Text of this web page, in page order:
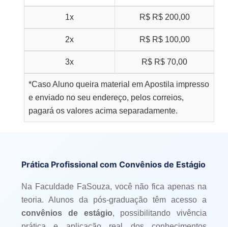
1x R$ R$ 200,00
2x R$ R$ 100,00
3x R$ R$ 70,00
*Caso Aluno queira material em Apostila impresso
e enviado no seu endereço, pelos correios,
pagará os valores acima separadamente.
Prática Profissional com Convênios de Estágio
Na Faculdade FaSouza, você não fica apenas na
teoria. Alunos da pós-graduação têm acesso a
convênios de estágio, possibilitando vivência